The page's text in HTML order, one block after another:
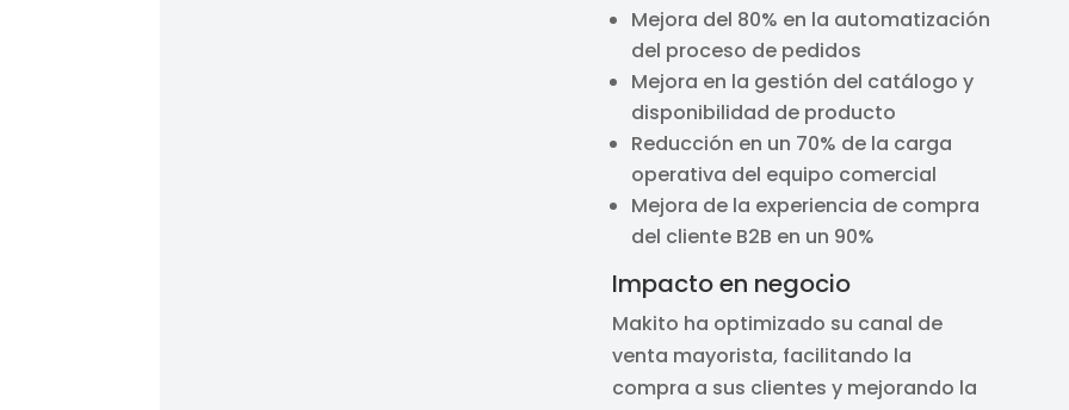
Mejora del 80% en la automatización
del proceso de pedidos
Mejora en la gestión del catálogo y
disponibilidad de producto
Reducción en un 70% de la carga
operativa del equipo comercial
Mejora de la experiencia de compra
del cliente B2B en un 90%
Impacto en negocio
Makito ha optimizado su canal de
venta mayorista, facilitando la
compra a sus clientes y mejorando la